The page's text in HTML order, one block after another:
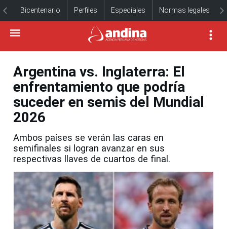
Bicentenario Perfiles Especiales Normas legales
Argentina vs. Inglaterra: El
enfrentamiento que podría
suceder en semis del Mundial
2026
Ambos países se verán las caras en
semifinales si logran avanzar en sus
respectivas llaves de cuartos de final.